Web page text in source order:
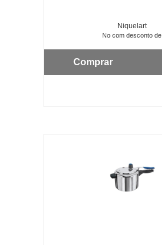
Niquelart
No com desconto de
Comprar